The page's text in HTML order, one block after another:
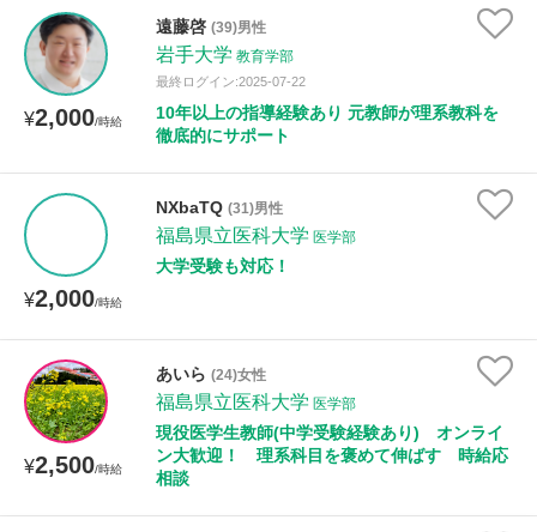
¥2,000/時給
遠藤啓 (39)男性
岩手大学 教育学部
最終ログイン:2025-07-22
10年以上の指導経験あり 元教師が理系教科を
徹底的にサポート
¥2,000/時給
NXbaTQ (31)男性
福島県立医科大学 医学部
大学受験も対応！
¥2,500/時給
あいら (24)女性
福島県立医科大学 医学部
現役医学生教師(中学受験経験あり) オンライ
ン大歓迎！ 理系科目を褒めて伸ばす 時給応
相談
時給：¥1,000 ～ ¥10,000
授業可能日
月曜日 火曜日 水曜日 木曜日 金曜日
土曜日 日曜日
距離：15km以内